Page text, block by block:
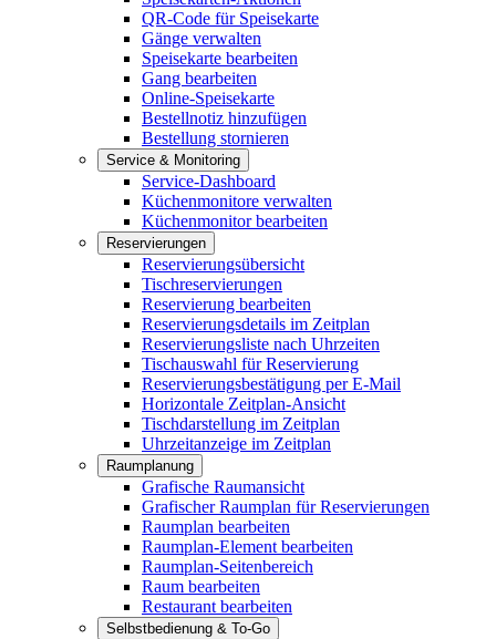
QR-Code für Speisekarte
Gänge verwalten
Speisekarte bearbeiten
Gang bearbeiten
Online-Speisekarte
Bestellnotiz hinzufügen
Bestellung stornieren
Service & Monitoring
Service-Dashboard
Küchenmonitore verwalten
Küchenmonitor bearbeiten
Reservierungen
Reservierungsübersicht
Tischreservierungen
Reservierung bearbeiten
Reservierungsdetails im Zeitplan
Reservierungsliste nach Uhrzeiten
Tischauswahl für Reservierung
Reservierungsbestätigung per E-Mail
Horizontale Zeitplan-Ansicht
Tischdarstellung im Zeitplan
Uhrzeitanzeige im Zeitplan
Raumplanung
Grafische Raumansicht
Grafischer Raumplan für Reservierungen
Raumplan bearbeiten
Raumplan-Element bearbeiten
Raumplan-Seitenbereich
Raum bearbeiten
Restaurant bearbeiten
Selbstbedienung & To-Go